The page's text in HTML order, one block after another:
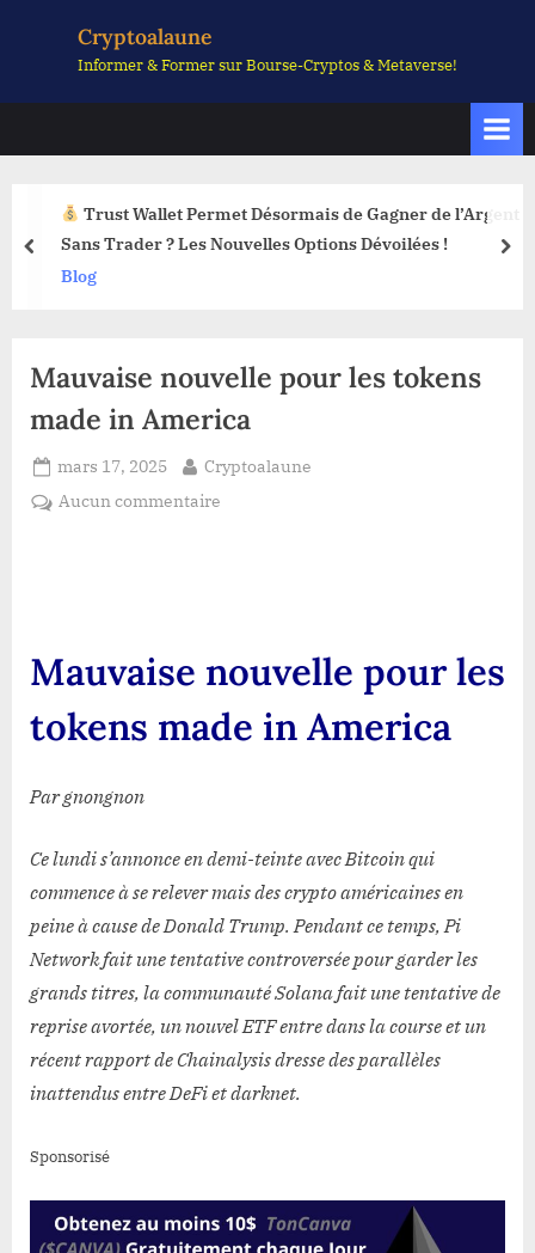
Cryptoalaune
Informer & Former sur Bourse-Cryptos & Metaverse!
Trust Wallet Permet Désormais de Gagner de l’Argent
Sans Trader ? Les Nouvelles Options Dévoilées !
Blog
prev
Mauvaise nouvelle pour les tokens
made in America
Posted
on
mars 17, 2025 By
Cryptoalaune
Aucun commentaire
made
in
America
Mauvaise nouvelle pour les
tokens made in America
Par gnongnon
Ce lundi s’annonce en demi-teinte avec Bitcoin qui
commence à se relever mais des crypto américaines en
peine à cause de Donald Trump. Pendant ce temps, Pi
Network fait une tentative controversée pour garder les
grands titres, la communauté Solana fait une tentative de
reprise avortée, un nouvel ETF entre dans la course et un
récent rapport de Chainalysis dresse des parallèles
inattendus entre DeFi et darknet.
Sponsorisé